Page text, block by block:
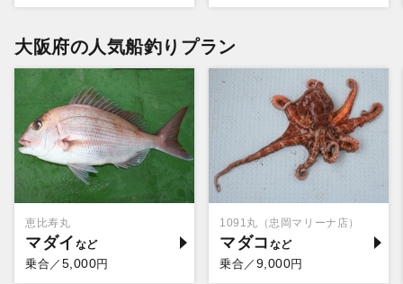
大阪府の人気船釣りプラン
恵比寿丸
マダイ
乗合／ 5,000円
1091丸（忠岡マリーナ店）
マダコ
乗合／ 9,000円